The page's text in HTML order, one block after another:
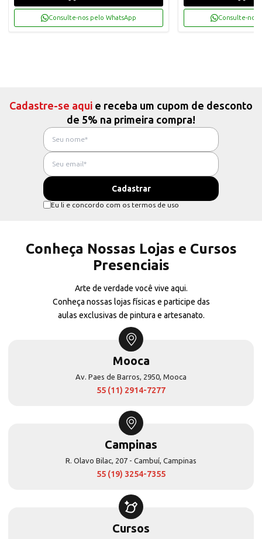
Consulte-nos pelo WhatsApp Consulte-nos
Cadastre-se aqui e receba um cupom de desconto
de 5% na primeira compra!
Eu li e concordo com os termos de uso
Conheça Nossas Lojas e Cursos
Presenciais
Arte de verdade você vive aqui.
Conheça nossas lojas físicas e participe das
aulas exclusivas de pintura e artesanato.
Mooca
Av. Paes de Barros, 2950, Mooca
55 (11) 2914-7277
Campinas
R. Olavo Bilac, 207 - Cambuí, Campinas
55 (19) 3254-7355
Cursos